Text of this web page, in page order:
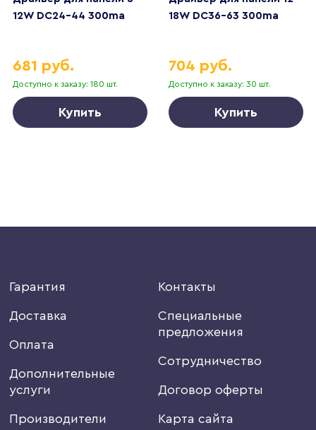
12W DC24-44 300ma
Доступно к заказу: 180 шт.
681 руб.
Купить
18W DC36-63 300ma
Доступно к заказу: 30 шт.
704 руб.
Купить
Гарантия
Доставка
Оплата
Дополнительные
услуги
Производители
Контакты
Специальные
предложения
Сотрудничество
Договор оферты
Карта сайта